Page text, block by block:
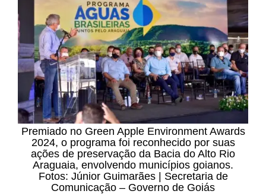
Premiado no Green Apple Environment Awards
2024, o programa foi reconhecido por suas
ações de preservação da Bacia do Alto Rio
Araguaia, envolvendo municípios goianos.
Fotos: Júnior Guimarães | Secretaria de
Comunicação – Governo de Goiás